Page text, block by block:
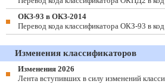
ОКЗ-93 в ОКЗ-2014
Перевод кода классификатора ОКЗ-93 в
Изменения классификаторов
Изменения 2026
Лента вступивших в силу изменений